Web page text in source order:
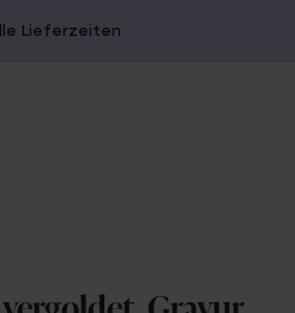
Lieferzeiten